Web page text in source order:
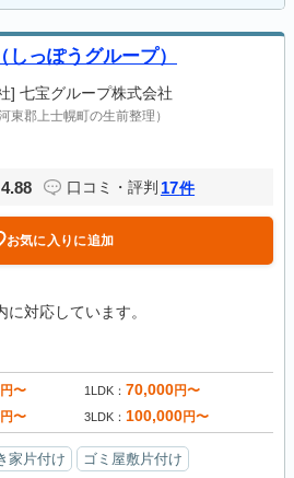
っぽうグループ）
] 七宝グループ株式会社
東郡上士幌町の生前整理）
4.88 口コミ・評判 17件
お気に入りに追加
対応しています。
円〜 1LDK 70,000円〜
円〜 3LDK 100,000円〜
家片付け
ゴミ屋敷片付け